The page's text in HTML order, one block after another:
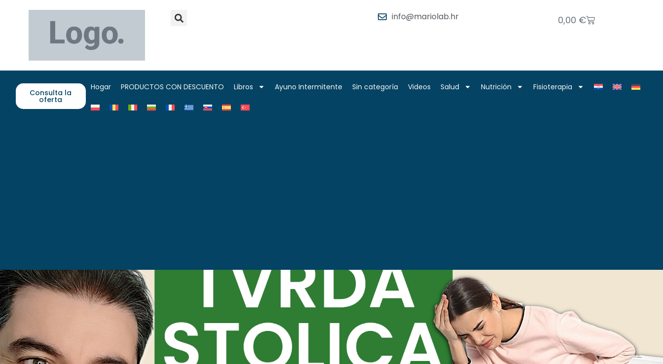
info@mariolab.hr 0,00 €
Consulta la
oferta
Hogar PRODUCTOS CON DESCUENTO Libros Ayuno Intermitente Sin categoría Videos Salud Nutrición Fisioterapia